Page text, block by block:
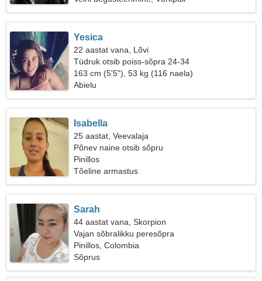
Yesica
22 aastat vana, Lõvi
Tüdruk otsib poiss-sõpra 24-34
163 cm (5'5"), 53 kg (116 naela)
Abielu
Isabella
25 aastat, Veevalaja
Põnev naine otsib sõpru
Pinillos
Tõeline armastus
Sarah
44 aastat vana, Skorpion
Vajan sõbralikku peresõpra
Pinillos, Colombia
Sõprus